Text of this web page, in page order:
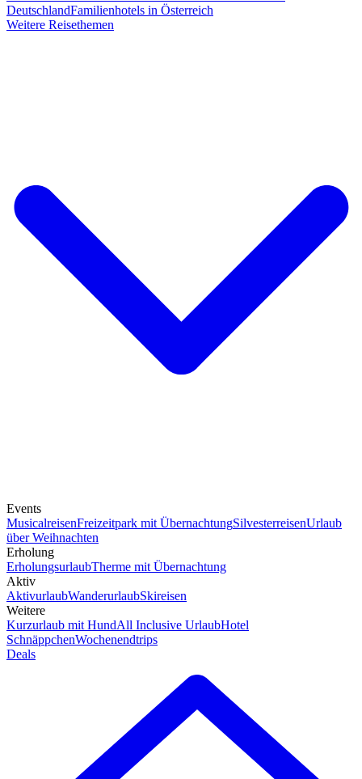
DeutschlandFamilienhotels in Österreich
Weitere Reisethemen
Events
MusicalreisenFreizeitpark mit ÜbernachtungSilvesterreisenUrlaub
über Weihnachten
Erholung
ErholungsurlaubTherme mit Übernachtung
Aktiv
AktivurlaubWanderurlaubSkireisen
Weitere
Kurzurlaub mit HundAll Inclusive UrlaubHotel
SchnäppchenWochenendtrips
Deals